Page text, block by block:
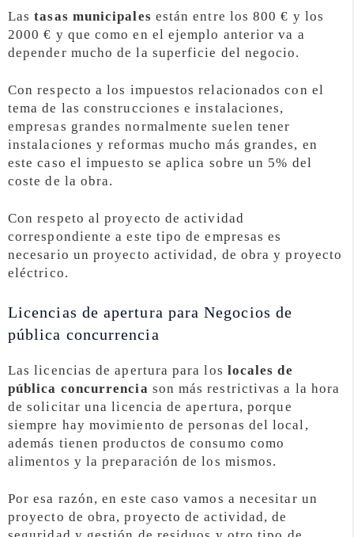
Lastasas municipales están entre los 800 € y los
2000 € y que como en el ejemplo anterior va a
depender mucho de la superficie del negocio.
Con respecto a los impuestos relacionados con el
tema de las construcciones e instalaciones,
empresas grandes normalmente suelen tener
instalaciones y reformas mucho más grandes, en
este caso el impuesto se aplica sobre un 5% del
coste de la obra.
Con respeto al proyecto de actividad
correspondiente a este tipo de empresas es
necesario un proyecto actividad, de obra y proyecto
eléctrico.
Licencias de apertura para Negocios de
pública concurrencia
Las licencias de apertura para los locales de
pública concurrencia son más restrictivas a la hora
de solicitar una licencia de apertura, porque
siempre hay movimiento de personas del local,
además tienen productos de consumo como
alimentos y la preparación de los mismos.
Por esa razón, en este caso vamos a necesitar un
proyecto de obra, proyecto de actividad, de